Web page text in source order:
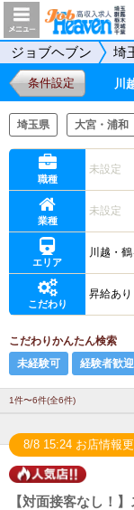
ジョブヘブン 埼
条件設定 川
埼玉県 大宮・浦和
職種
未設定
業種
未設定
エリア
川越・
こだわり
昇給あり
こだわりかんたん検索
未経験可
経験者歓迎
1件〜6件(全6件)
8/8 15:24 お店情報
【対面接客なし！